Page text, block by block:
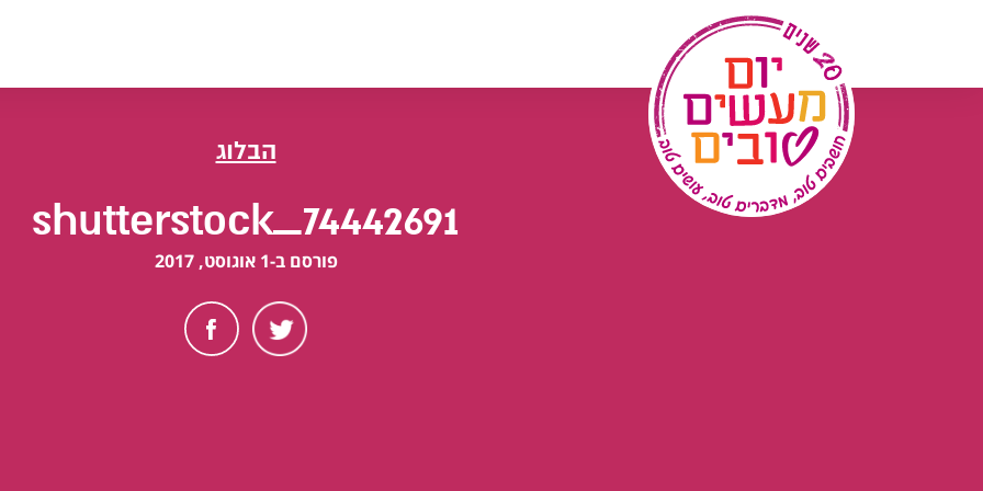
הבלוג
shutterstock_74442691
פורסם ב-1 אוגוסט, 2017